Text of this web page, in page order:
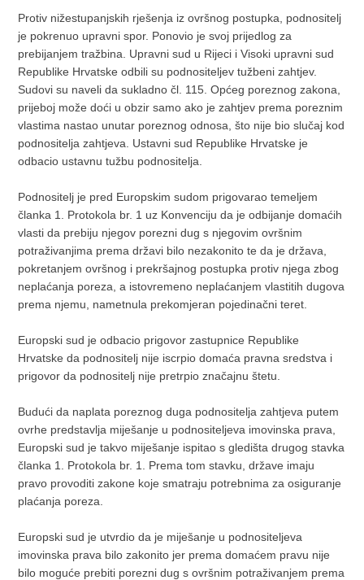
Protiv nižestupanjskih rješenja iz ovršnog postupka, podnositelj
je pokrenuo upravni spor. Ponovio je svoj prijedlog za
prebijanjem tražbina. Upravni sud u Rijeci i Visoki upravni sud
Republike Hrvatske odbili su podnositeljev tužbeni zahtjev.
Sudovi su naveli da sukladno čl. 115. Općeg poreznog zakona,
prijeboj može doći u obzir samo ako je zahtjev prema poreznim
vlastima nastao unutar poreznog odnosa, što nije bio slučaj kod
podnositelja zahtjeva. Ustavni sud Republike Hrvatske je
odbacio ustavnu tužbu podnositelja.
Podnositelj je pred Europskim sudom prigovarao temeljem
članka 1. Protokola br. 1 uz Konvenciju da je odbijanje domaćih
vlasti da prebiju njegov porezni dug s njegovim ovršnim
potraživanjima prema državi bilo nezakonito te da je država,
pokretanjem ovršnog i prekršajnog postupka protiv njega zbog
neplaćanja poreza, a istovremeno neplaćanjem vlastitih dugova
prema njemu, nametnula prekomjeran pojedinačni teret.
Europski sud je odbacio prigovor zastupnice Republike
Hrvatske da podnositelj nije iscrpio domaća pravna sredstva i
prigovor da podnositelj nije pretrpio značajnu štetu.
Budući da naplata poreznog duga podnositelja zahtjeva putem
ovrhe predstavlja miješanje u podnositeljeva imovinska prava,
Europski sud je takvo miješanje ispitao s gledišta drugog stavka
članka 1. Protokola br. 1. Prema tom stavku, države imaju
pravo provoditi zakone koje smatraju potrebnima za osiguranje
plaćanja poreza.
Europski sud je utvrdio da je miješanje u podnositeljeva
imovinska prava bilo zakonito jer prema domaćem pravu nije
bilo moguće prebiti porezni dug s ovršnim potraživanjem prema